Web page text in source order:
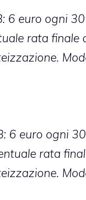
6 euro ogni
rata finale
6 euro ogni
rata